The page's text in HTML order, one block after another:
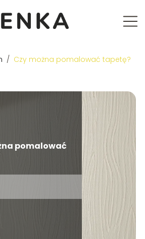
/ Czy można pomalować tapetę?
pomalować